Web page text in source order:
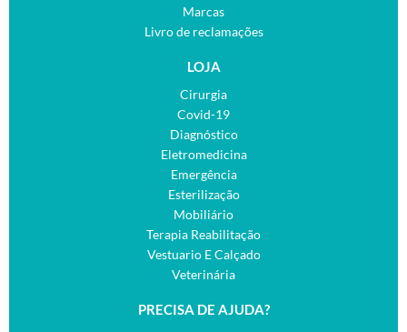
Marcas
Livro de reclamações
LOJA
Cirurgia
Covid-19
Diagnóstico
Eletromedicina
Emergência
Esterilização
Mobiliário
Terapia Reabilitação
Vestuario E Calçado
Veterinária
PRECISA DE AJUDA?